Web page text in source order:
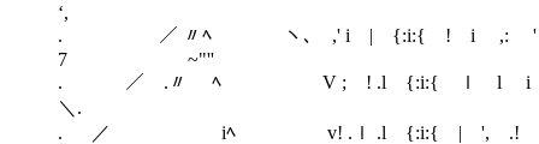
‘,
. ／ 〃ﾍ ヽ､￣,' i | {:i:{ ! i
7 ~"''
. ／ .〃 ﾍ V ; ! .l {:i:{ ｌ l i / ,'
＼.
. ／ iﾍ v! .ｌ .l {:i:{ | ', .! .,' / j '＜